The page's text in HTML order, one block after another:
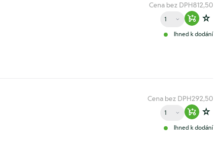
Cena bez DPH812,50
Množství
Zur
Ihned k dodání
Cena bez DPH292,50
Množství
Zur
Ihned k dodání